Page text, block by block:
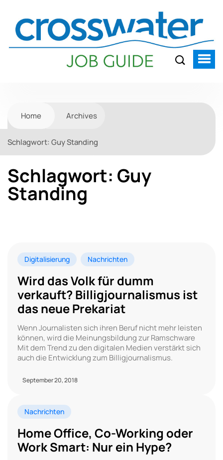
Home Archives
Schlagwort: Guy Standing
Schlagwort: Guy
Standing
Digitalisierung Nachrichten
Wird das Volk für dumm
verkauft? Billigjournalismus ist
das neue Prekariat
Wenn Journalisten sich ihren Beruf nicht mehr leisten
können, wird die Meinungsbildung zur Ramschware
Mit dem Trend zu den digitalen Medien verstärkt sich
auch die Entwicklung zum Billigjournalismus.
September 20, 2018
Nachrichten
Home Office, Co-Working oder
Work Smart: Nur ein Hype?